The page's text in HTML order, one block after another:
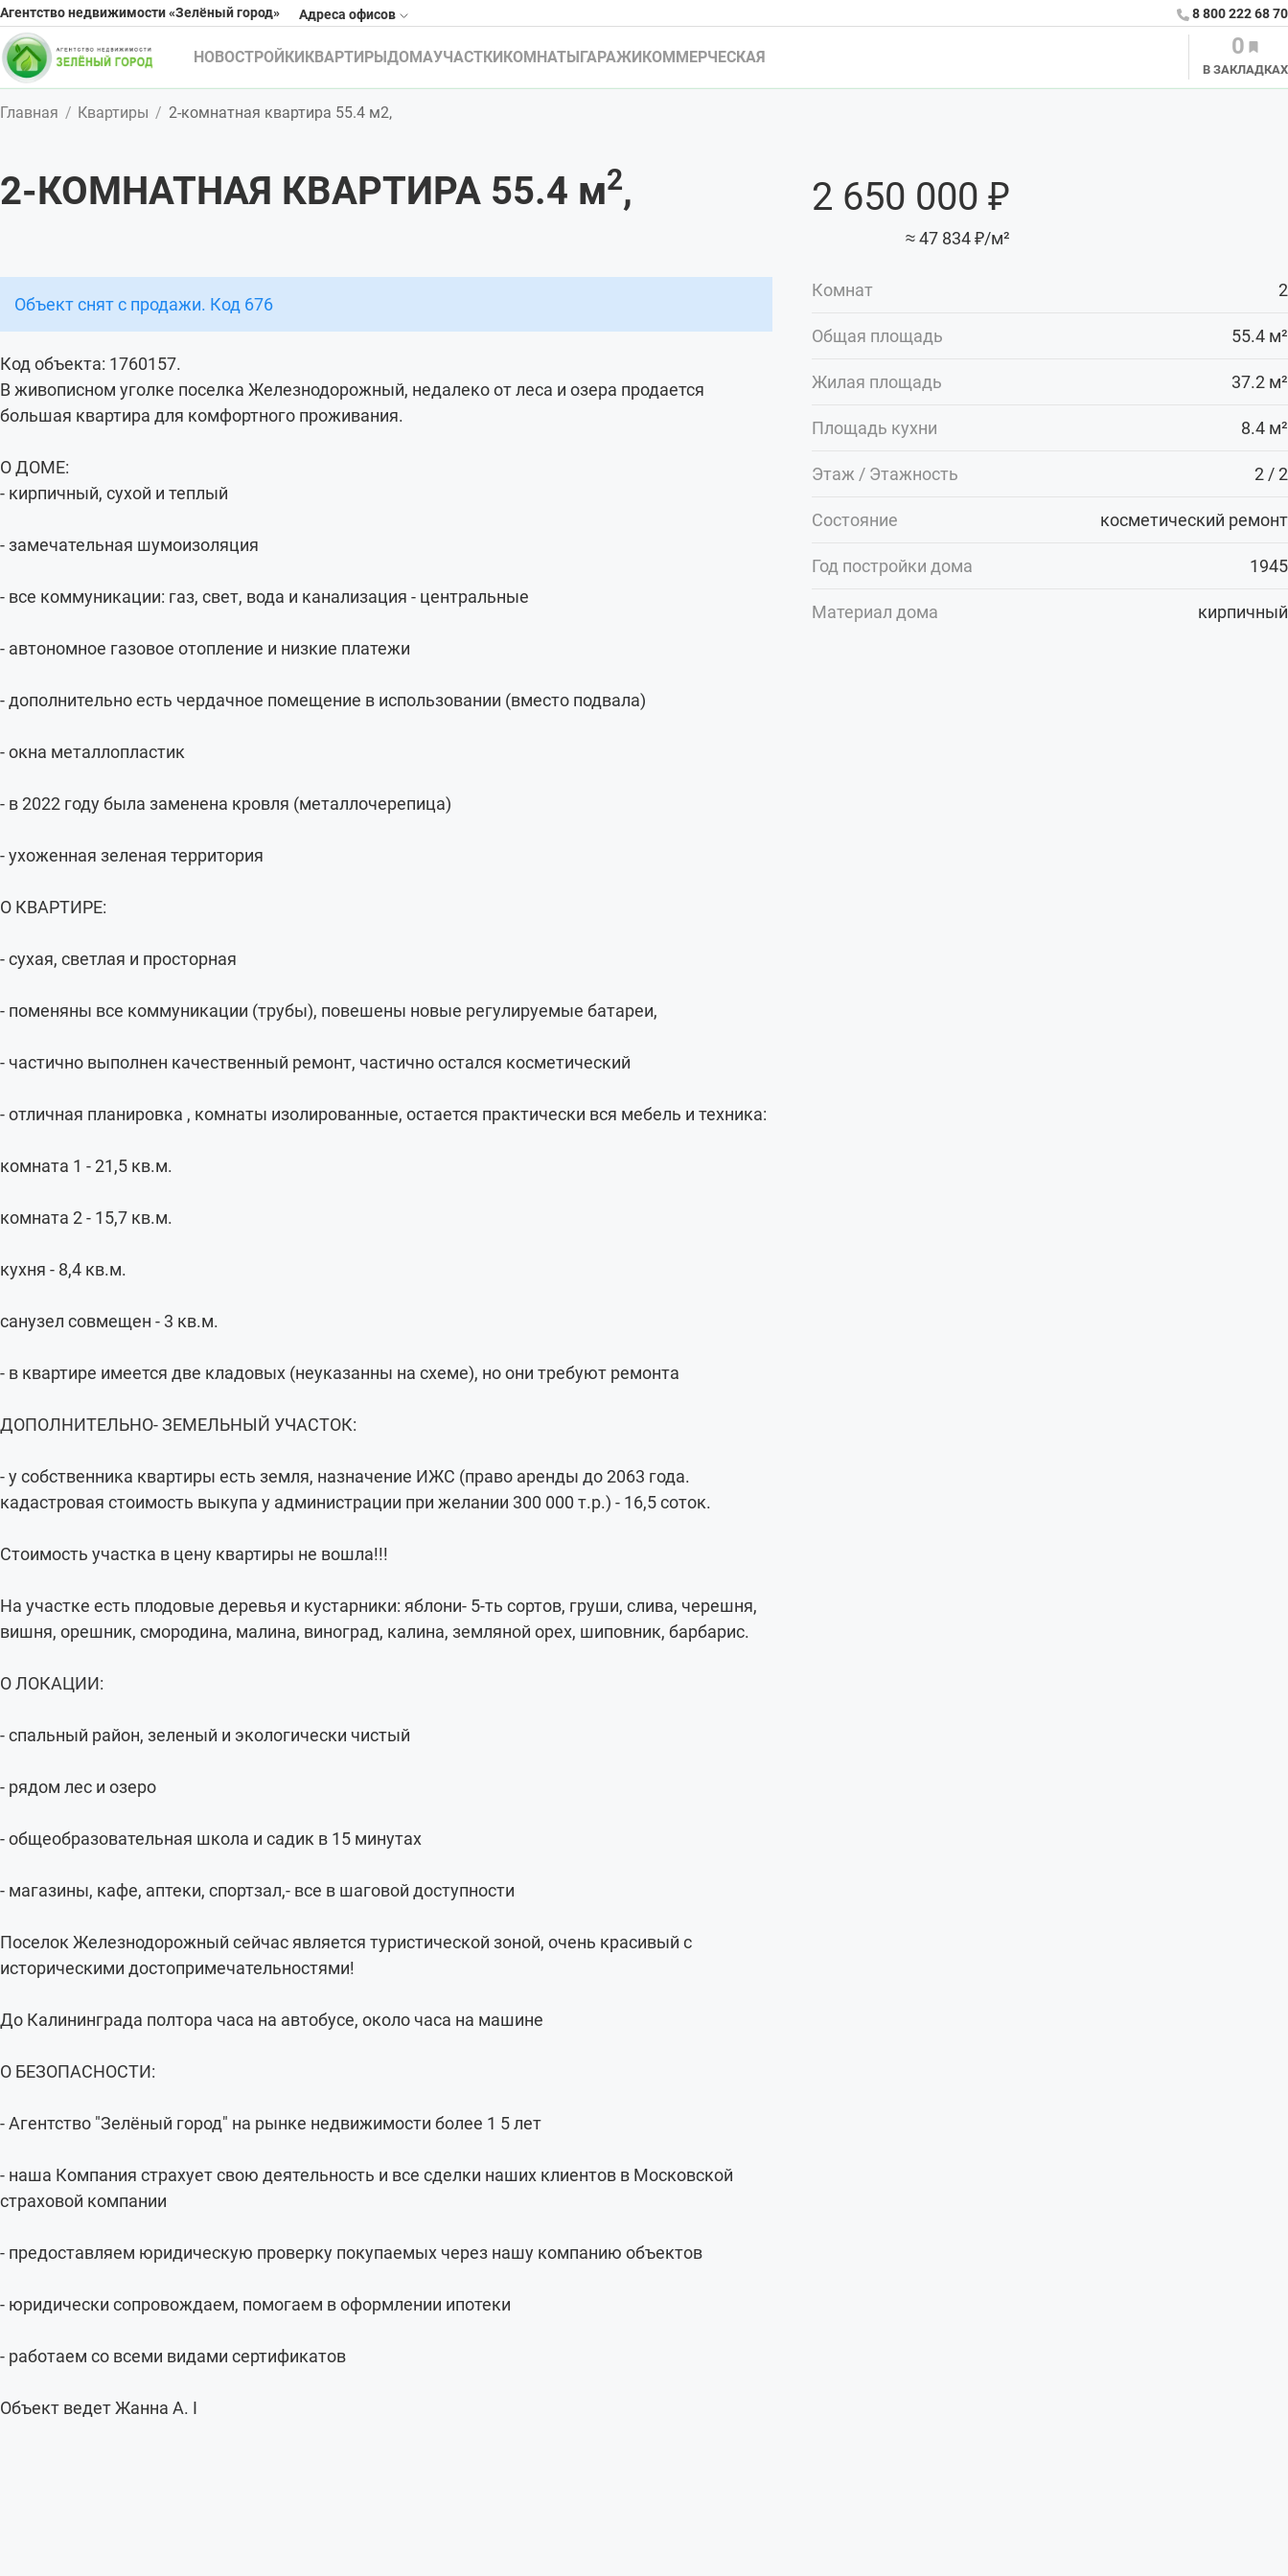
Агентство недвижимости «Зелёный город» Адреса офисов 8 800 222 68 70
НОВОСТРОЙКИ КВАРТИРЫ ДОМАУЧАСТКИ КОМНАТЫ ГАРАЖИ КОММЕРЧЕСКАЯ 0
В ЗАКЛАДКАХ
Главная Квартиры 2-комнатная квартира 55.4 м2,
2-КОМНАТНАЯ КВАРТИРА 55.4 м2, 2 650 000 ₽
≈ 47 834 ₽/м²
Объект снят с продажи. Код 676
Код объекта: 1760157.
В живописном уголке поселка Железнодорожный, недалеко от леса и озера продается
большая квартира для комфортного проживания.
О ДОМЕ:
- кирпичный, сухой и теплый
- замечательная шумоизоляция
- все коммуникации: газ, свет, вода и канализация - центральные
- автономное газовое отопление и низкие платежи
- дополнительно есть чердачное помещение в использовании (вместо подвала)
- окна металлопластик
- в 2022 году была заменена кровля (металлочерепица)
- ухоженная зеленая территория
О КВАРТИРЕ:
- сухая, светлая и просторная
- поменяны все коммуникации (трубы), повешены новые регулируемые батареи,
- частично выполнен качественный ремонт, частично остался косметический
- отличная планировка , комнаты изолированные, остается практически вся мебель и техника:
комната 1 - 21,5 кв.м.
комната 2 - 15,7 кв.м.
кухня - 8,4 кв.м.
санузел совмещен - 3 кв.м.
- в квартире имеется две кладовых (неуказанны на схеме), но они требуют ремонта
ДОПОЛНИТЕЛЬНО- ЗЕМЕЛЬНЫЙ УЧАСТОК:
- у собственника квартиры есть земля, назначение ИЖС (право аренды до 2063 года.
кадастровая стоимость выкупа у администрации при желании 300 000 т.р.) - 16,5 соток.
Стоимость участка в цену квартиры не вошла!!!
На участке есть плодовые деревья и кустарники: яблони- 5-ть сортов, груши, слива, черешня,
вишня, орешник, смородина, малина, виноград, калина, земляной орех, шиповник, барбарис.
О ЛОКАЦИИ:
- спальный район, зеленый и экологически чистый
- рядом лес и озеро
- общеобразовательная школа и садик в 15 минутах
- магазины, кафе, аптеки, спортзал,- все в шаговой доступности
Поселок Железнодорожный сейчас является туристической зоной, очень красивый с
историческими достопримечательностями!
До Калининграда полтора часа на автобусе, около часа на машине
О БЕЗОПАСНОСТИ:
- Агентство "Зелёный город" на рынке недвижимости более 1 5 лет
- наша Компания страхует свою деятельность и все сделки наших клиентов в Московской
страховой компании
- предоставляем юридическую проверку покупаемых через нашу компанию объектов
- юридически сопровождаем, помогаем в оформлении ипотеки
- работаем со всеми видами сертификатов
Объект ведет Жанна А. I
Комнат 2
Общая площадь 55.4 м²
Жилая площадь 37.2 м²
Площадь кухни 8.4 м²
Этаж / Этажность 2 / 2
Состояние косметический ремонт
Год постройки дома 1945
Материал дома кирпичный